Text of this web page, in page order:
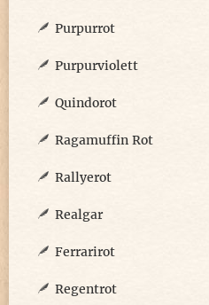
Purpurrot
Purpurviolett
Quindorot
Ragamuffin Rot
Rallyerot
Realgar
Ferrarirot
Regentrot